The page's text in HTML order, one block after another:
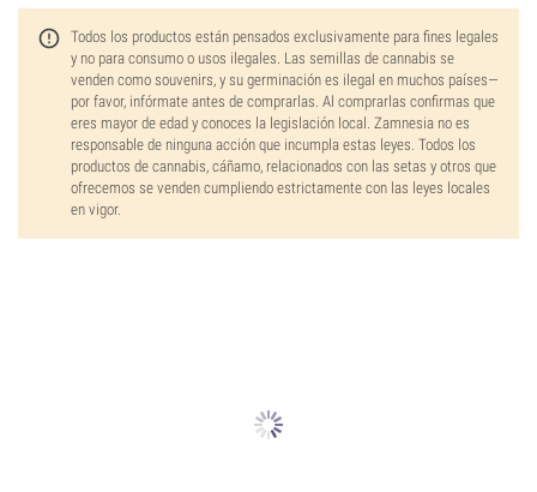
Todos los productos están pensados exclusivamente para fines legales
y no para consumo o usos ilegales. Las semillas de cannabis se
venden como souvenirs, y su germinación es ilegal en muchos países—
por favor, infórmate antes de comprarlas. Al comprarlas confirmas que
eres mayor de edad y conoces la legislación local. Zamnesia no es
responsable de ninguna acción que incumpla estas leyes. Todos los
productos de cannabis, cáñamo, relacionados con las setas y otros que
ofrecemos se venden cumpliendo estrictamente con las leyes locales
en vigor.